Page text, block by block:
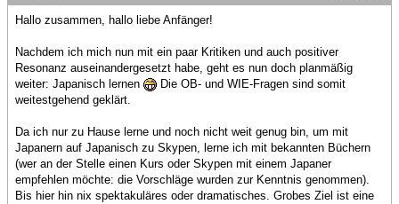
Hallo zusammen, hallo liebe Anfänger!
Nachdem ich mich nun mit ein paar Kritiken und auch positiver
Resonanz auseinandergesetzt habe, geht es nun doch planmäßig
weiter: Japanisch lernen
Die OB- und WIE-Fragen sind somit
weitestgehend geklärt.
Da ich nur zu Hause lerne und noch nicht weit genug bin, um mit
Japanern auf Japanisch zu Skypen, lerne ich mit bekannten Büchern
(wer an der Stelle einen Kurs oder Skypen mit einem Japaner
empfehlen möchte: die Vorschläge wurden zur Kenntnis genommen).
Bis hier hin nix spektakuläres oder dramatisches. Grobes Ziel ist eine